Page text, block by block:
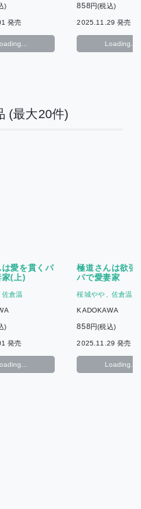
)
発売
858円(税込)
2025.11.29 発売
Loading...
(最大20件)
愛を貫くパ
家(上)
佐倉温
)
発売
極道さんは欲張
パで愛妻家
桜城やや 佐倉温
KADOKAWA
858円(税込)
2025.11.29 発売
Loading...